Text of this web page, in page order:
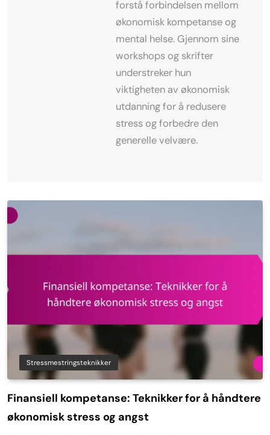
forstå forbindelsen mellom
økonomisk kompetanse og
mental helse. Gjennom sine
workshops og skrifter
understreker hun
viktigheten av økonomisk
utdanning for å redusere
stress og forbedre den
generelle velvære.
Stressmestringsteknikker
Finansiell kompetanse: Teknikker for å håndtere
økonomisk stress og angst